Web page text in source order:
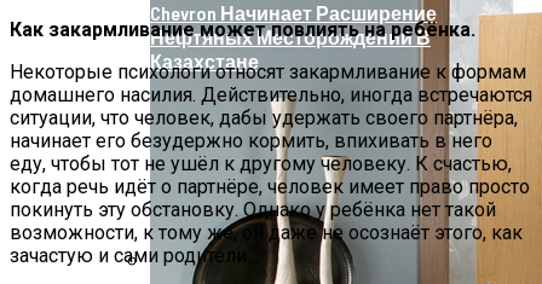
Chevron Начинает Расширение
Нефтяных Месторождений В
Казахстане
Как закармливание может повлиять на ребёнка.
Некоторые психологи относят закармливание к формам
домашнего насилия. Действительно, иногда встречаются
ситуации, что человек, дабы удержать своего партнёра,
начинает его безудержно кормить, впихивать в него
еду, чтобы тот не ушёл к другому человеку. К счастью,
когда речь идёт о партнёре, человек имеет право просто
покинуть эту обстановку. Однако у ребёнка нет такой
возможности, к тому же, он даже не осознаёт этого, как
зачастую и сами родители.